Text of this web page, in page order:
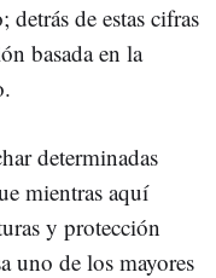
de estas cifras
basada en la
determinadas
mientras aquí
y protección
uno de los mayores